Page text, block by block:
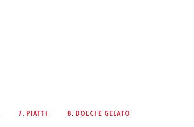
7. PIATTI 8. DOLCI E GELATO